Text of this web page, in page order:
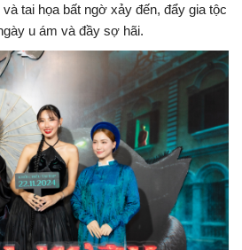
tai họa bất ngờ xảy đến, đẩy gia tộc
u ám và đầy sợ hãi.